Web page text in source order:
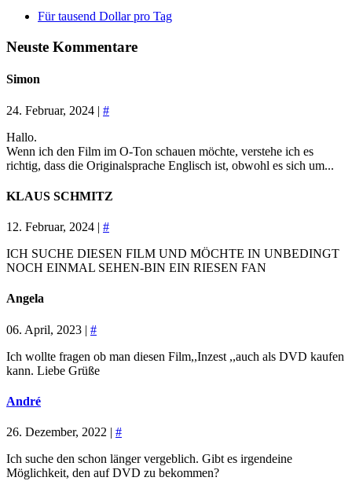
Für tausend Dollar pro Tag
Neuste Kommentare
Simon
24. Februar, 2024 | #
Hallo.
Wenn ich den Film im O-Ton schauen möchte, verstehe ich es
richtig, dass die Originalsprache Englisch ist, obwohl es sich um...
KLAUS SCHMITZ
12. Februar, 2024 | #
ICH SUCHE DIESEN FILM UND MÖCHTE IN UNBEDINGT
NOCH EINMAL SEHEN-BIN EIN RIESEN FAN
Angela
06. April, 2023 | #
Ich wollte fragen ob man diesen Film,,Inzest ,,auch als DVD kaufen
kann. Liebe Grüße
André
26. Dezember, 2022 | #
Ich suche den schon länger vergeblich. Gibt es irgendeine
Möglichkeit, den auf DVD zu bekommen?